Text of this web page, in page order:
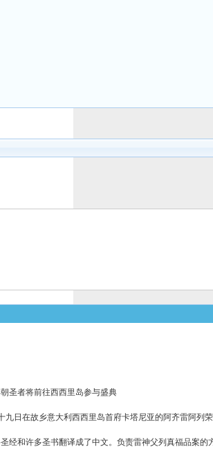
圣者将前往西西里岛参与盛典
日在故乡意大利西西里岛首府卡塔尼亚的阿齐雷阿
许多圣书翻译成了中文。负责雷神父列真福品